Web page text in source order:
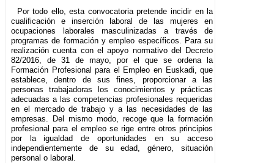
Por todo ello, esta convocatoria pretende incidir en la
cualificación e inserción laboral de las mujeres en
ocupaciones laborales masculinizadas a través de
programas de formación y empleo específicos. Para su
realización cuenta con el apoyo normativo del Decreto
82/2016, de 31 de mayo, por el que se ordena la
Formación Profesional para el Empleo en Euskadi, que
establece, dentro de sus fines, proporcionar a las
personas trabajadoras los conocimientos y prácticas
adecuadas a las competencias profesionales requeridas
en el mercado de trabajo y a las necesidades de las
empresas. Del mismo modo, recoge que la formación
profesional para el empleo se rige entre otros principios
por la igualdad de oportunidades en su acceso
independientemente de su edad, género, situación
personal o laboral.